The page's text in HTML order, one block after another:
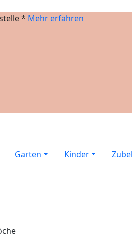
* Mehr erfahren
Garten Kinder